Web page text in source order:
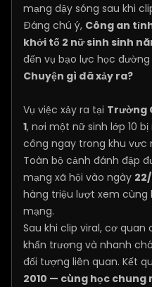
mạng dậy sóng sau khi
Đáng chú ý, Công an
khởi tố 2 nữ sinh sinh
đến vụ bạo lực học
Chuyện gì đã xảy ra?
Vụ việc xảy ra tại Trường
1, nơi một nữ sinh lớp 10
công ngay trong khu vực
Toàn bộ cảnh đánh đập
mạng xã hội vào ngày
hàng triệu lượt xem cùng
mạng.
Sau khi clip viral, cơ
khẩn trương và nhanh
đối tượng liên quan. Kết
2010 — cùng học